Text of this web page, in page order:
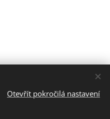
Otevřít pokročilá nastavení